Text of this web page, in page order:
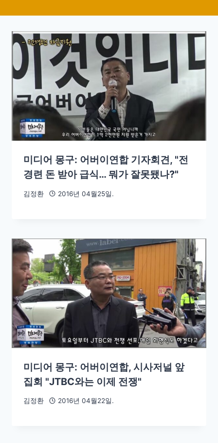
미디어 몽구: 어버이연합 기자회견, "전
경련 돈 받아 급식… 뭐가 잘못됐나?"
김정환 2016년 04월25일.
미디어 몽구: 어버이연합, 시사저널 앞
집회 "JTBC와는 이제 전쟁"
김정환 2016년 04월22일.